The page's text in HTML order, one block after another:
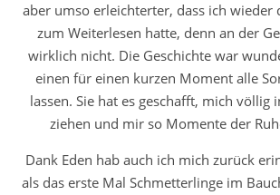
aber umso erleichterter, dass ich wieder
zum Weiterlesen hatte, denn an der
wirklich nicht. Die Geschichte war
einen für einen kurzen Moment alle
lassen. Sie hat es geschafft, mich völlig
ziehen und mir so Momente der
Dank Eden hab auch ich mich zurück
als das erste Mal Schmetterlinge im